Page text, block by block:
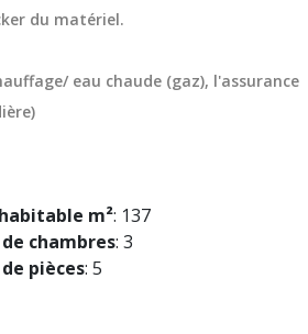
du matériel.
eau chaude (gaz), l'assurance
m²: 137
chambres: 3
pièces: 5